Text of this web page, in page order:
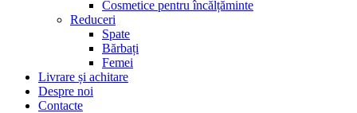
Cosmetice pentru încălțăminte
Reduceri
Spate
Bărbați
Femei
Livrare și achitare
Despre noi
Contacte